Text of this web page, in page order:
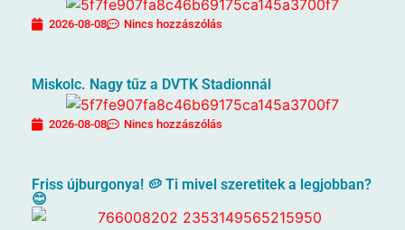
2026-08-08 Nincs hozzászólás
Miskolc. Nagy tűz a DVTK Stadionnál
2026-08-08 Nincs hozzászólás
Friss újburgonya! 🥔 Ti mivel szeretitek a legjobban?
😊